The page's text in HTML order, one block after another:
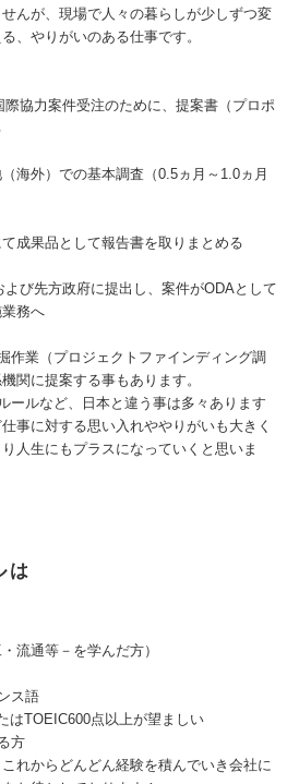
んが、現場で人々の暮らしが少しずつ変
、やりがいのある仕事です。
協力案件受注のために、提案書（プロポ
海外）での基本調査（0.5ヵ月～1.0ヵ月
成果品として報告書を取りまとめる
び先方政府に提出し、案件がODAとして
務へ
作業（プロジェクトファインディング調
関に提案する事もあります。
ールなど、日本と違う事は多々あります
事に対する思い入れややりがいも大きく
人生にもプラスになっていくと思いま
は
流通等－を学んだ方）
ス語
TOEIC600点以上が望ましい
方
れからどんどん経験を積んでいき会社に